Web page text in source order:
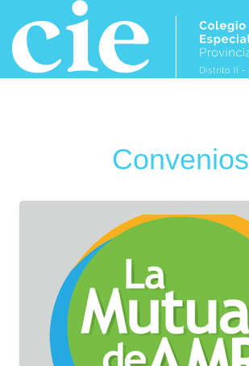
Skip to main content
Convenios